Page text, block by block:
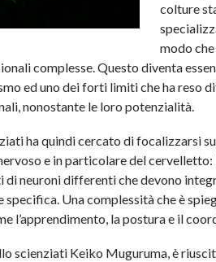
colture
modo
complesse. Questo diventa
ed uno dei forti limiti che ha
nonostante le loro potenzialità.
ha quindi cercato di focalizzarsi
e in particolare del
di neuroni differenti che devono
Una complessità che è
l’apprendimento, la postura e il
scienziati Keiko Muguruma, è